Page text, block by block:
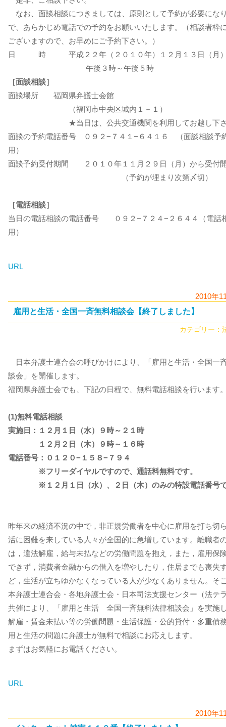
なお、面談相談につきましては、原則として予約が必要にな
で、あらかじめ電話での予約をお願いいたします。（相談者枠
ございますので、お早めにご予約下さい。）
日 時 平成２２年（２０１０年）１２月１３日（
午後３時～午後５時
［面談相談］
面談場所 福岡県弁護士会館
（福岡市中央区城内１－１）
★当日は、公共交通機関を利用してお越し下さ
面談の予約電話番号 ０９２−７４１−６４１６ （面談相談予
用）
面談予約受付期間 ２０１０年１１月２９日（月）から受付
（予約が埋まり次第〆切）
［電話相談］
当日の電話相談の電話番号 ０９２−７２４−２６４４（電話
用）
URL
2010年
雇用と生活・全国一斉無料相談会【終了しました】
カテゴリー：
日本弁護士連合会の呼びかけにより、「雇用と生活・全国一
談会」を開催します。
福岡県弁護士会でも、下記の日程で、無料電話相談を行います
(1)無料電話相談
実施日：１２月１日（水）９時～２１時
１２月２日（木）９時～１６時
電話番号：０１２０−１５８−７９４
※フリーダイヤルですので、通話料無料です。
※１２月１日（水）、２日（木）のみの特設電話番号
昨年来の経済不況の中で，非正規労働者を中心に雇用を打ち切
活に困難を来している人々が全国的に急増しています。離職者
は，違法解雇，給与未払などの労働問題を抱え，また，雇用保
できず，消費者金融からの借入を増やしたり，住居までも喪失
ど，生活が立ちゆかなくなっている人が少なくありません。そ
本弁護士連合会・各地弁護士会・日本司法支援センター（法テ
共催により、「雇用と生活 全国一斉無料法律相談会」を実施
解雇・賃金未払い等の労働問題・生活保護・公的貸付・多重債
用と生活の問題に弁護士が無料で相談にお応えします。
まずはお気軽にお電話ください。
URL
2010年